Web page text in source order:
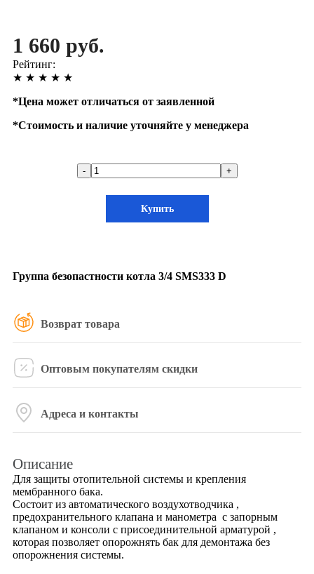
1 660 руб.
Рейтинг:
★ ★ ★ ★ ★
*Цена может отличаться от заявленной
*Стоимость и наличие уточняйте у менеджера
- +
Купить
Группа безопастности котла 3/4 SMS333 D
Возврат товара
Оптовым покупателям скидки
Адреса и контакты
Описание
Для защиты отопительной системы и крепления
мембранного бака.
Состоит из автоматического воздухотводчика ,
предохранительного клапана и манометра с запорным
клапаном и консоли с присоединительной арматурой ,
которая позволяет опорожнять бак для демонтажа без
опорожнения системы.